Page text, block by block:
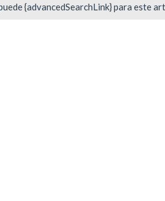
{advancedSearchLink} para este